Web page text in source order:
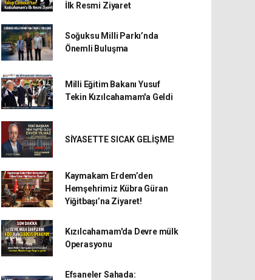
İlk Resmi Ziyaret
Soğuksu Milli Parkı’nda
Önemli Buluşma
Milli Eğitim Bakanı Yusuf
Tekin Kızılcahamam'a Geldi
SİYASETTE SICAK GELİŞME!
Kaymakam Erdem’den
Hemşehrimiz Kübra Güran
Yiğitbaşı’na Ziyaret!
Kızılcahamam'da Devre mülk
Operasyonu
Efsaneler Sahada: